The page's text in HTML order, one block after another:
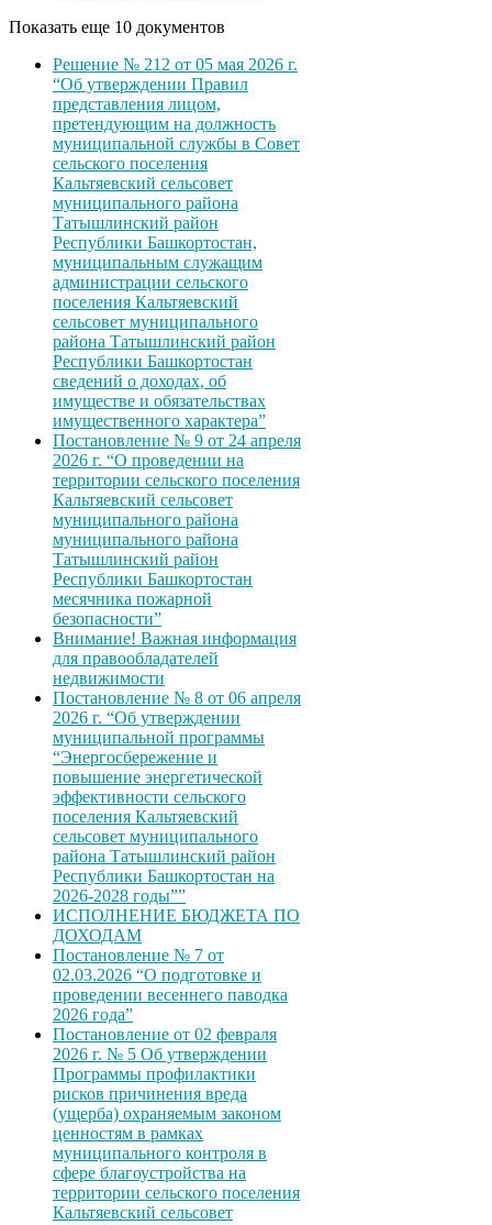
Показать еще 10 документов
Решение № 212 от 05 мая 2026 г.
“Об утверждении Правил
представления лицом,
претендующим на должность
муниципальной службы в Совет
сельского поселения
Кальтяевский сельсовет
муниципального района
Татышлинский район
Республики Башкортостан,
муниципальным служащим
администрации сельского
поселения Кальтяевский
сельсовет муниципального
района Татышлинский район
Республики Башкортостан
сведений о доходах, об
имуществе и обязательствах
имущественного характера”
Постановление № 9 от 24 апреля
2026 г. “О проведении на
территории сельского поселения
Кальтяевский сельсовет
муниципального района
муниципального района
Татышлинский район
Республики Башкортостан
месячника пожарной
безопасности”
Внимание! Важная информация
для правообладателей
недвижимости
Постановление № 8 от 06 апреля
2026 г. “Об утверждении
муниципальной программы
“Энергосбережение и
повышение энергетической
эффективности сельского
поселения Кальтяевский
сельсовет муниципального
района Татышлинский район
Республики Башкортостан на
2026-2028 годы””
ИСПОЛНЕНИЕ БЮДЖЕТА ПО
ДОХОДАМ
Постановление № 7 от
02.03.2026 “О подготовке и
проведении весеннего паводка
2026 года”
Постановление от 02 февраля
2026 г. № 5 Об утверждении
Программы профилактики
рисков причинения вреда
(ущерба) охраняемым законом
ценностям в рамках
муниципального контроля в
сфере благоустройства на
территории сельского поселения
Кальтяевский сельсовет